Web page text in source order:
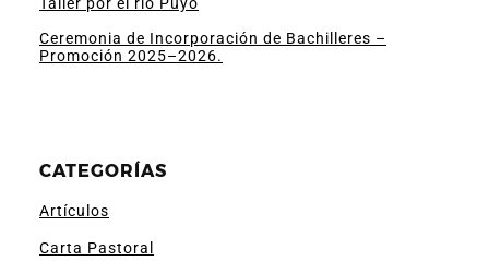
Ceremonia de Incorporación de Bachilleres –
Promoción 2025–2026.
CATEGORÍAS
Artículos
Carta Pastoral